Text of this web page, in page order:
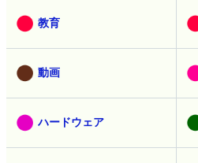
教育
動画
ハードウェア